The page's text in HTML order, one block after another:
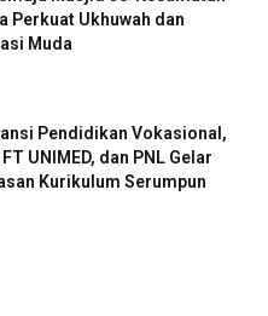
Perkuat Ukhuwah dan
Muda
Pendidikan Vokasional,
UNIMED, dan PNL Gelar
Kurikulum Serumpun